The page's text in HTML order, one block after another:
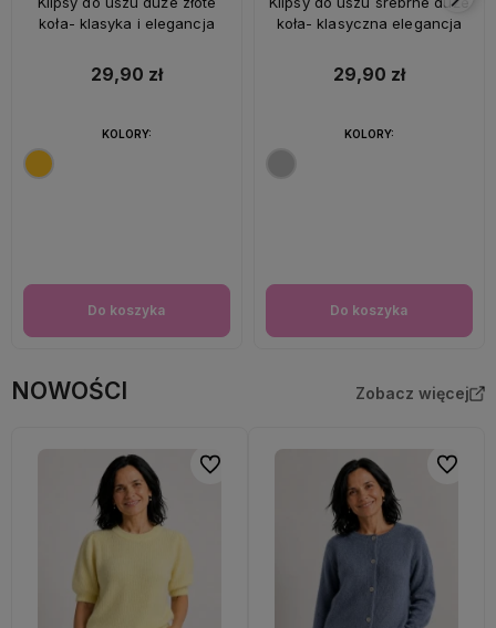
koła- klasyka i elegancja
29,90 zł
Do koszyka
KOLORY:
koła- klasyczna elegancja
29,90 zł
Do koszyka
KOLORY:
NOWOŚCI Zobacz więcej
Do ulubionych Do